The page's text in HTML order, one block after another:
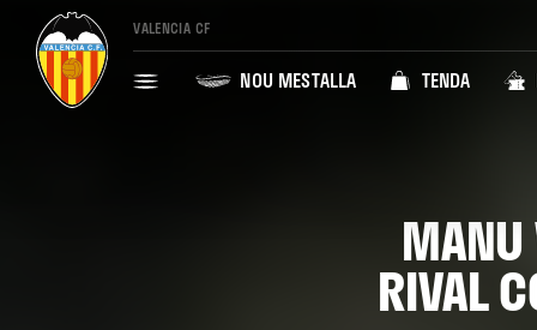
VALENCIA CF
NOU MESTALLA TENDA
MANU
RIVAL